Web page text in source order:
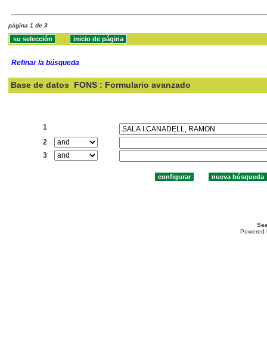
página 1 de 3
Refinar la búsqueda
Base de datos FONS : Formulario avanzado
1
2
3